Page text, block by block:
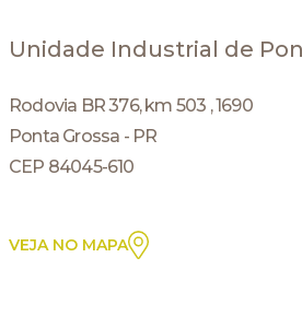
Unidade Industrial de
Rodovia BR 376, km 503 , 1690
Ponta Grossa - PR
CEP 84045-610
VEJA NO MAPA